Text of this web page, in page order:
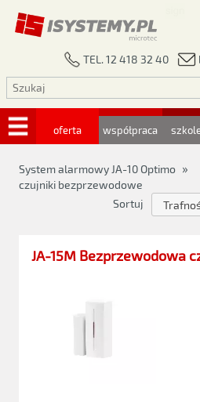
TEL. 12 418 32 40
oferta współpraca
System alarmowy JA-10 Optimo »
czujniki bezprzewodowe
Sortuj
JA-15M Bezprzewodowa